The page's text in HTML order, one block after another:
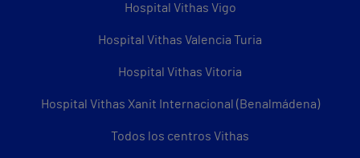
Hospital Vithas Vigo
Hospital Vithas Valencia Turia
Hospital Vithas Vitoria
Hospital Vithas Xanit Internacional (Benalmádena)
Todos los centros Vithas